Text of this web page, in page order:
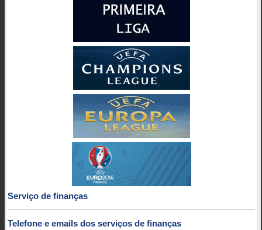
Serviço de finanças
Telefone e emails dos serviços de finanças